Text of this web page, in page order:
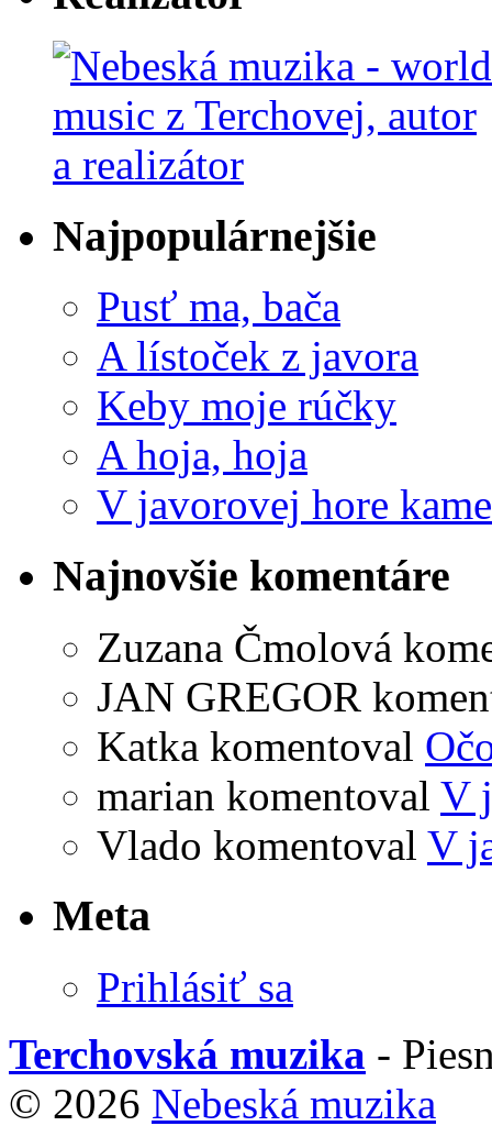
Najpopulárnejšie
Pusť ma, bača
A lístoček z javora
Keby moje rúčky
A hoja, hoja
V javorovej hore
Najnovšie komentáre
Zuzana Čmolová
JAN GREGOR
Katka komentoval
marian komentoval V
Vlado komentoval V
Meta
Prihlásiť sa
Terchovská muzika -
© 2026 Nebeská muzika